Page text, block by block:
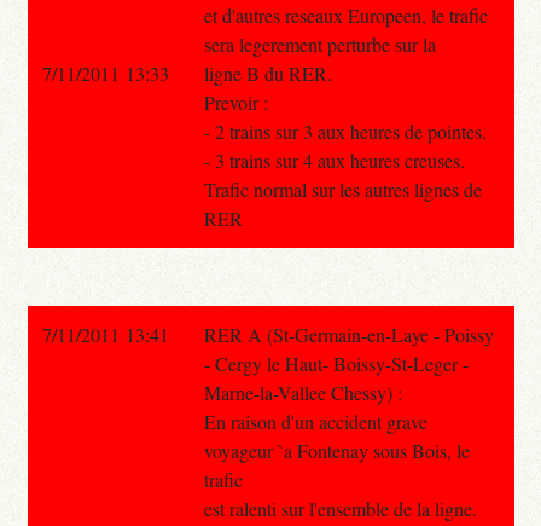
et d'autres reseaux Europeen, le trafic
sera legerement perturbe sur la
ligne B du RER.
Prevoir :
- 2 trains sur 3 aux heures de pointes.
- 3 trains sur 4 aux heures creuses.
Trafic normal sur les autres lignes de
RER
7/11/2011 13:33
7/11/2011 13:41
RER A (St-Germain-en-Laye - Poissy
- Cergy le Haut- Boissy-St-Leger -
Marne-la-Vallee Chessy) :
En raison d'un accident grave
voyageur `a Fontenay sous Bois, le
trafic
est ralenti sur l'ensemble de la ligne.